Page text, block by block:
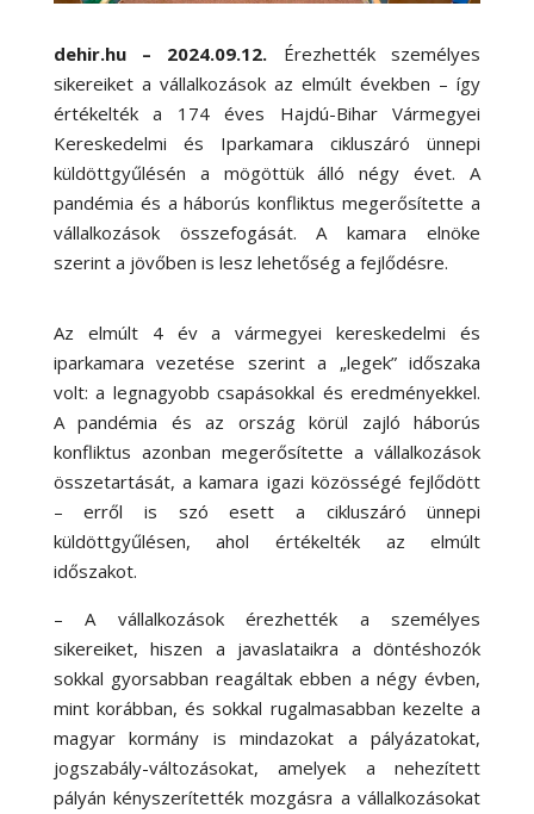
dehir.hu – 2024.09.12. Érezhették személyes
sikereiket a vállalkozások az elmúlt években – így
értékelték a 174 éves Hajdú-Bihar Vármegyei
Kereskedelmi és Iparkamara cikluszáró ünnepi
küldöttgyűlésén a mögöttük álló négy évet. A
pandémia és a háborús konfliktus megerősítette a
vállalkozások összefogását. A kamara elnöke
szerint a jövőben is lesz lehetőség a fejlődésre.
Az elmúlt 4 év a vármegyei kereskedelmi és
iparkamara vezetése szerint a „legek” időszaka
volt: a legnagyobb csapásokkal és eredményekkel.
A pandémia és az ország körül zajló háborús
konfliktus azonban megerősítette a vállalkozások
összetartását, a kamara igazi közösségé fejlődött
– erről is szó esett a cikluszáró ünnepi
küldöttgyűlésen, ahol értékelték az elmúlt
időszakot.
– A vállalkozások érezhették a személyes
sikereiket, hiszen a javaslataikra a döntéshozók
sokkal gyorsabban reagáltak ebben a négy évben,
mint korábban, és sokkal rugalmasabban kezelte a
magyar kormány is mindazokat a pályázatokat,
jogszabály-változásokat, amelyek a nehezített
pályán kényszerítették mozgásra a vállalkozásokat